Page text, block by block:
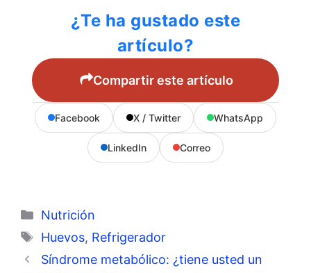
¿Te ha gustado este
artículo?
Compartir este artículo
Facebook X / Twitter WhatsApp
LinkedIn Correo
Categorías
Nutrición
Etiquetas
Huevos, Refrigerador
Síndrome metabólico: ¿tiene usted un